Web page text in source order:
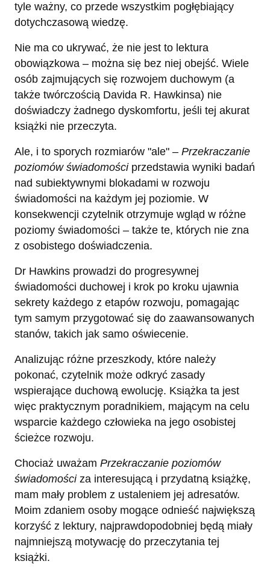
tyle ważny, co przede wszystkim pogłębiający
dotychczasową wiedzę.
Nie ma co ukrywać, że nie jest to lektura
obowiązkowa – można się bez niej obejść. Wiele
osób zajmujących się rozwojem duchowym (a
także twórczością Davida R. Hawkinsa) nie
doświadczy żadnego dyskomfortu, jeśli tej akurat
książki nie przeczyta.
Ale, i to sporych rozmiarów "ale" – Przekraczanie
poziomów świadomościprzedstawia wyniki badań
nad subiektywnymi blokadami w rozwoju
świadomości na każdym jej poziomie. W
konsekwencji czytelnik otrzymuje wgląd w różne
poziomy świadomości – także te, których nie zna
z osobistego doświadczenia.
Dr Hawkins prowadzi do progresywnej
świadomości duchowej i krok po kroku ujawnia
sekrety każdego z etapów rozwoju, pomagając
tym samym przygotować się do zaawansowanych
stanów, takich jak samo oświecenie.
Analizując różne przeszkody, które należy
pokonać, czytelnik może odkryć zasady
wspierające duchową ewolucję. Książka ta jest
więc praktycznym poradnikiem, mającym na celu
wsparcie każdego człowieka na jego osobistej
ścieżce rozwoju.
Chociaż uważam Przekraczanie poziomów
świadomościza interesującą i przydatną książkę,
mam mały problem z ustaleniem jej adresatów.
Moim zdaniem osoby mogące odnieść największą
korzyść z lektury, najprawdopodobniej będą miały
najmniejszą motywację do przeczytania tej
książki.